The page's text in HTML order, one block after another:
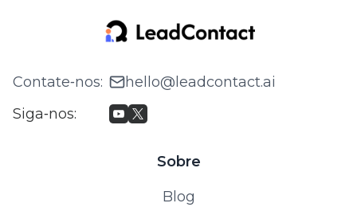
Contate‑nos:
hello@leadcontact.ai
Siga‑nos:
Sobre
Blog